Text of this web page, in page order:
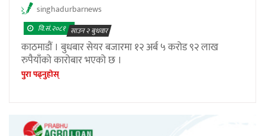
singhadurbarnews
वि.सं.२०८१ साउन २ बुधवार
काठमाडौं । बुधबार सेयर बजारमा १२ अर्ब ५ करोड ९२ लाख
रुपैयाँको कारोबार भएको छ ।
पुरा पढ्नुहाेस्